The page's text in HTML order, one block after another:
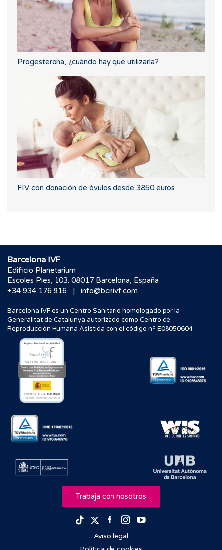
Progesterona, ¿cuándo hay que utilizarla?
FIV con donación de óvulos desde 3850 euros
Barcelona IVF
Edificio Planetarium
Escoles Pies, 103. 08017 Barcelona, España
+34 934 176 916
| info@bcnivf.com
Barcelona IVF es un Centro Sanitario homologado por la
Generalitat de Catalunya autorizado como Centro de
Reproducción Humana Asistida con el código nº E08050604
Trabaja con nosotros
TikTokTwitterFacebook
Instagram
Aviso legal